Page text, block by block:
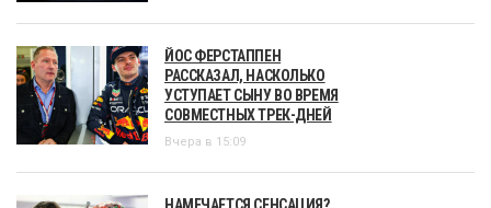
ЙОС ФЕРСТАППЕН
РАССКАЗАЛ, НАСКОЛЬКО
УСТУПАЕТ СЫНУ ВО ВРЕМЯ
СОВМЕСТНЫХ ТРЕК-ДНЕЙ
Вчера в 15:09